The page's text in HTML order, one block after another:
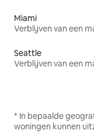
Miami
Verblijven van een
Seattle
Verblijven van een
* In bepaalde
woningen kunnen